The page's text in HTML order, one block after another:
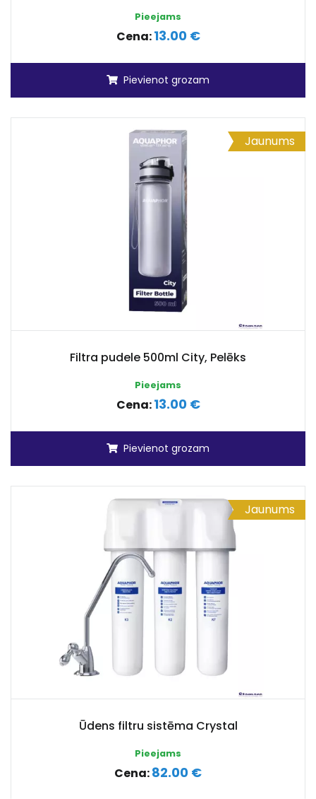
Pieejams
Cena:13.00 €
Pievienot grozam
Jaunums
Filtra pudele 500ml City, Pelēks
Pieejams
Cena:13.00 €
Pievienot grozam
Jaunums
Ūdens filtru sistēma Crystal
Pieejams
Cena:82.00 €